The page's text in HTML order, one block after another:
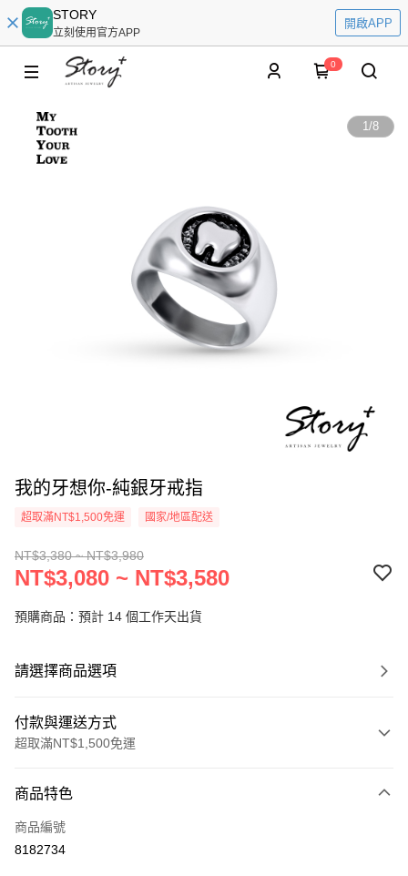
STORY
立刻使用官方APP
開啟APP
0
1/8
我的牙想你-純銀牙戒指
超取滿NT$1,500免運 國家/地區配送
NT$3,380 ~ NT$3,980
NT$3,080 ~ NT$3,580
預購商品：預計 14 個工作天出貨
請選擇商品選項
付款與運送方式
超取滿NT$1,500免運
信用卡一次付款
信用卡分期付款
商品特色
商品編號
8182734